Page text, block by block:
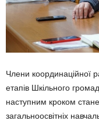
Члени координаційної
етапів Шкільного
наступним кроком
загальноосвітніх